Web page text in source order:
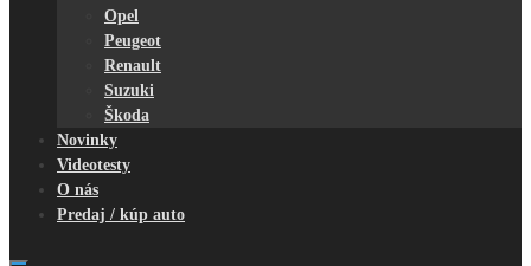
Opel
Peugeot
Renault
Suzuki
Škoda
Novinky
Videotesty
O nás
Predaj / kúp auto